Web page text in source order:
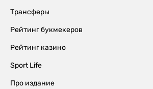
Трансферы
Рейтинг букмекеров
Рейтинг казино
Sport Life
Про издание